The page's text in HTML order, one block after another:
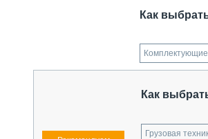
Как
Как
Грузовая